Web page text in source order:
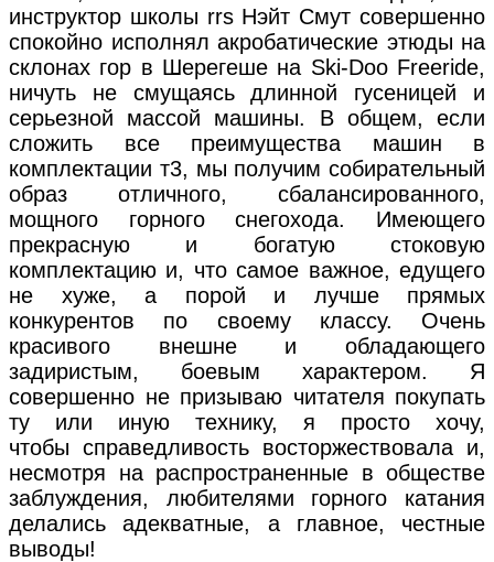
инструктор школы rrs Нэйт Смут совершенно
спокойно исполнял акробатические этюды на
склонах гор в Шерегеше на Ski-Doo Freeride,
ничуть не смущаясь длинной гусеницей и
серьезной массой машины. В общем, если
сложить все преимущества машин в
комплектации т3, мы получим собирательный
образ отличного, сбалансированного,
мощного горного снегохода. Имеющего
прекрасную и богатую стоковую
комплектацию и, что самое важное, едущего
не хуже, а порой и лучше прямых
конкурентов по своему классу. Очень
красивого внешне и обладающего
задиристым, боевым характером. Я
совершенно не призываю читателя покупать
ту или иную технику, я просто хочу,
чтобы справедливость восторжествовала и,
несмотря на распространенные в обществе
заблуждения, любителями горного катания
делались адекватные, а главное, честные
выводы!